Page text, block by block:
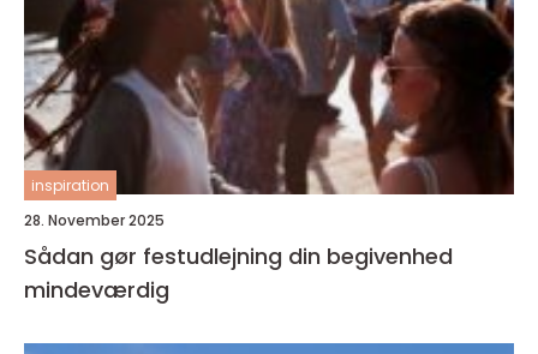
inspiration
28. November 2025
Sådan gør festudlejning din begivenhed
mindeværdig